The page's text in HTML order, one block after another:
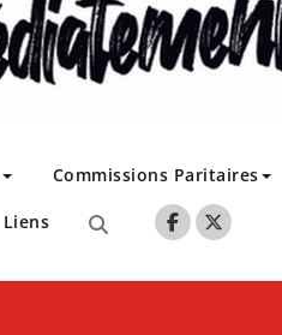
Commissions Paritaires
Liens